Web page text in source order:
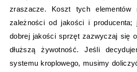
zraszacze. Koszt tych
zależności od jakości i producenta;
dobrej jakości sprzęt zazwyczaj się
dłuższą żywotność. Jeśli
systemu kroplowego, musimy